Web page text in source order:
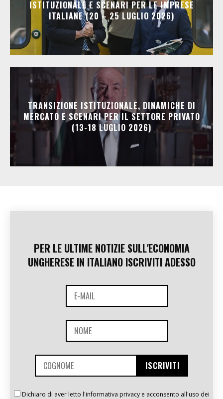
ISTITUZIONALE E SCENARI PER LE IMPRESE
ITALIANE (20 – 25 LUGLIO 2026)
TRANSIZIONE ISTITUZIONALE, DINAMICHE DI
MERCATO E SCENARI PER IL SETTORE PRIVATO
(13-18 LUGLIO 2026)
PER LE ULTIME NOTIZIE SULL'ECONOMIA
UNGHERESE IN ITALIANO ISCRIVITI ADESSO
Dichiaro di aver letto l'informativa privacy e acconsento all'uso dei